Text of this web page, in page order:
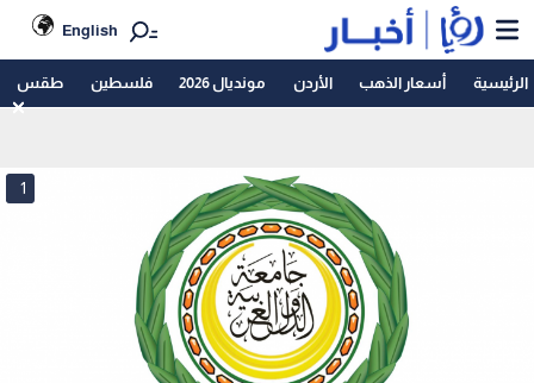
English
الرئيسية أسعار الذهب الأردن مونديال 2026 فلسطين طقس
1